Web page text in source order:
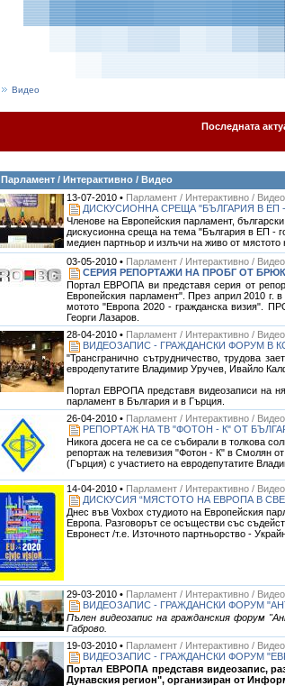
Видео
Последната
Парламент / Интерактивно / Видео
13-07-2010 • Парламент / Интерактивно / Видео
ДИСКУСИОННА СРЕЩА "БЪЛГАРИЯ В ЕП
Членове на Европейския парламент,
дискусионна среща на тема "България в ЕП -
медиен партньор и излъчи на живо от мястото
03-05-2010 • Парламент / Интерактивно / Видео
СЕРИЯ РЕПОРТАЖИ НА ПРОБГ ОТ
Портал ЕВРОПА ви представя серия от
Европейския парламент". През април 2010 г.
мотото "Европа 2020 - гражданска визия".
Георги Лазаров.
28-04-2010 • Парламент / Интерактивно / Видео
ВИДЕОЗАПИС - ГРАЖДАНСКИ ФОРУМ В
"Трансгранично сътрудничество, трудова
евродепутатите Владимир Уручев, Ивайло
Портал ЕВРОПА представя видеозаписи на
парламент в България и в Гърция.
26-04-2010 • Парламент / Интерактивно / Видео
РЕПОРТАЖ НА ТВ "ФОТОН - К" ОТ
Никога досега не са се събирали в толкова
репортаж на телевизия "Фотон - К" в Смолян
(Гърция) с участието на евродепутатите
14-04-2010 • Парламент / Интерактивно / Видео
ДИСКУСИЯ “МЯСТОТО НА ЕВРОПА В
Днес във Voxbox студиото на Европейския
Европа. Разговорът се осъществи със
Евронест /т.е. Източното партньорство -
29-03-2010 • Парламент / Интерактивно / Видео
ВИДЕОЗАПИС - ГРАЖДАНСКИ ФОРУМ
Пълен видеозапис на гражданския форум
Габрово.
19-03-2010 • Парламент / Интерактивно / Видео
ВИДЕОЗАПИС - ГРАЖДАНСКИ ФОРУМ
Портал ЕВРОПА представя видеозапис,
Дунавския регион", организиран от